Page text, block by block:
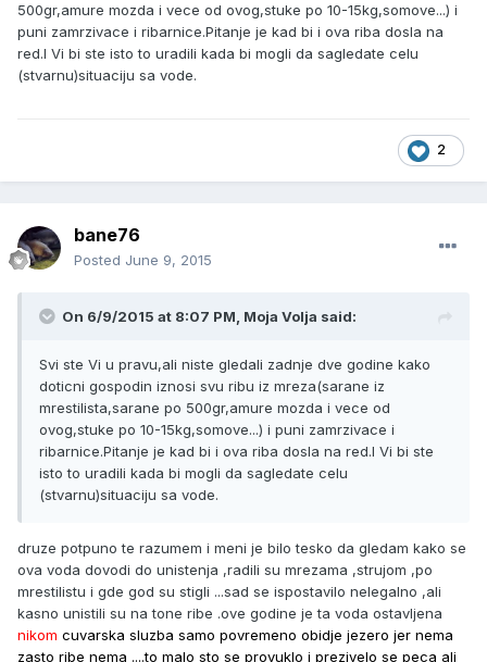
500gr,amure mozda i vece od ovog,stuke po 10-15kg,somove...) i
puni zamrzivace i ribarnice.Pitanje je kad bi i ova riba dosla na
red.I Vi bi ste isto to uradili kada bi mogli da sagledate celu
(stvarnu)situaciju sa vode.
2
bane76
Posted June 9, 2015
On 6/9/2015 at 8:07 PM, Moja Volja said:
Svi ste Vi u pravu,ali niste gledali zadnje dve godine kako
doticni gospodin iznosi svu ribu iz mreza(sarane iz
mrestilista,sarane po 500gr,amure mozda i vece od
ovog,stuke po 10-15kg,somove...) i puni zamrzivace i
ribarnice.Pitanje je kad bi i ova riba dosla na red.I Vi bi ste
isto to uradili kada bi mogli da sagledate celu
(stvarnu)situaciju sa vode.
druze potpuno te razumem i meni je bilo tesko da gledam kako se
ova voda dovodi do unistenja ,radili su mrezama ,strujom ,po
mrestilistu i gde god su stigli ...sad se ispostavilo nelegalno ,ali
kasno unistili su na tone ribe .ove godine je ta voda ostavljena
nikom cuvarska sluzba samo povremeno obidje jezero jer nema
zasto ribe nema ....to malo sto se provuklo i prezivelo se peca ali